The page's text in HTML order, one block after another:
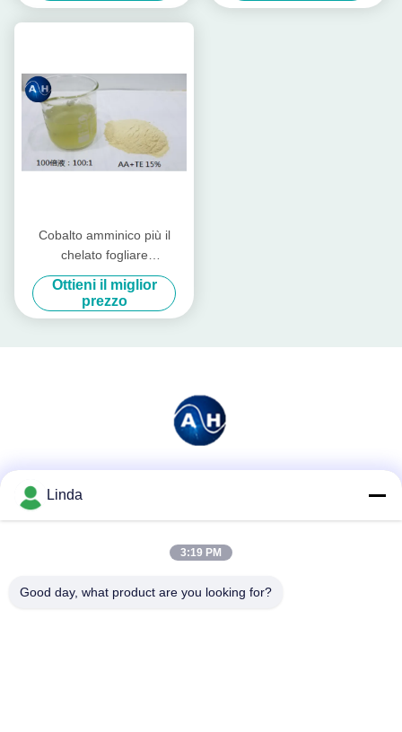
Cobalto amminico più il
chelato fogliare
dell'aminoacido del
fertilizzante per la
spruzzatura fogliare
Ottieni il miglior
prezzo
Linda
3:19 PM
Good day, what product are you looking for?